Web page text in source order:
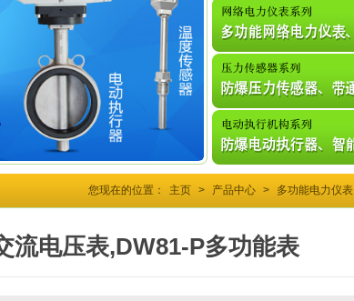
您现在的位置： 主页 > 产品中心 > 多功能电力仪表
流电压表,DW81-P多功能表